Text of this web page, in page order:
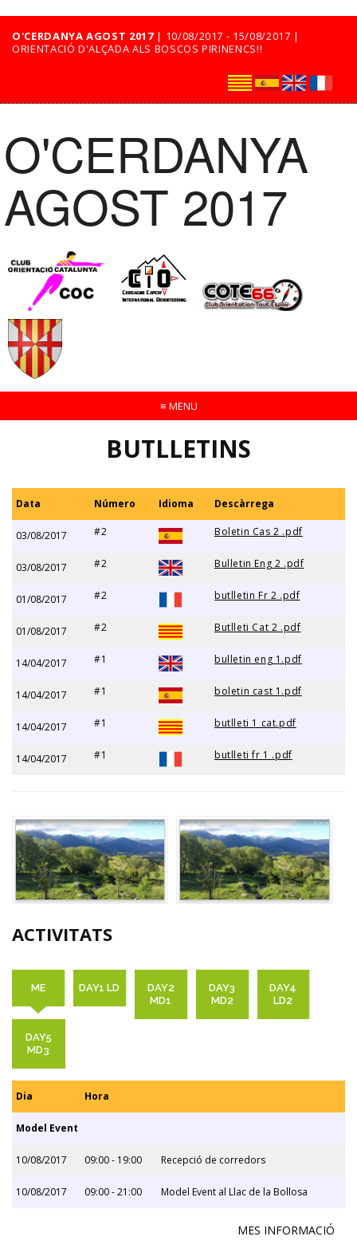
O'CERDANYA AGOST 2017| 10/08/2017 - 15/08/2017 |
ORIENTACIÓ D'ALÇADA ALS BOSCOS PIRINENCS!!
O'CERDANYA
AGOST 2017
≡ MENU
BUTLLETINS
Data Número Idioma Descàrrega
03/08/2017 #2 Boletin Cas 2 .pdf
03/08/2017 #2 Bulletin Eng 2 .pdf
01/08/2017 #2 butlletin Fr 2 .pdf
01/08/2017 #2 Butlleti Cat 2 .pdf
14/04/2017 #1 bulletin eng 1.pdf
14/04/2017 #1 boletin cast 1.pdf
14/04/2017 #1 butlleti 1 cat.pdf
14/04/2017 #1 butlleti fr 1 .pdf
ACTIVITATS
ME DAY1 LD
DAY2
MD1
DAY3
MD2
DAY4
LD2
DAY5
MD3
Dia Hora
Model Event
10/08/2017 09:00 - 19:00 Recepció de corredors
10/08/2017 09:00 - 21:00 Model Event al Llac de la Bollosa
MES INFORMACIÓ